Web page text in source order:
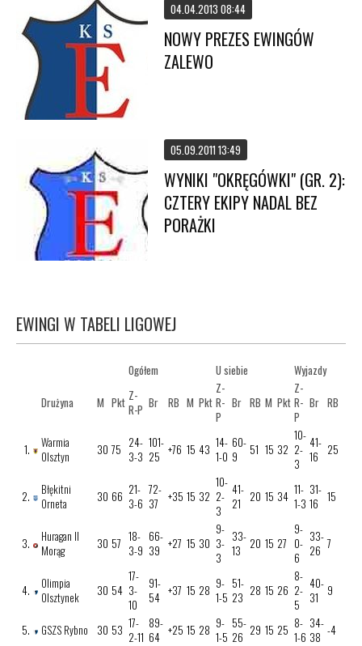
04.04.2013 08:44
NOWY PREZES EWINGÓW
ZALEWO
05.09.2011 13:49
WYNIKI "OKRĘGÓWKI" (GR. 2):
CZTERY EKIPY NADAL BEZ
PORAŻKI
EWINGI W TABELI LIGOWEJ
Ogółem U siebie
Wyjazdy
Drużyna
M Pkt Z-
R-P Br RB M Pkt
Z-
R-
P
Br RB M Pkt
Z-
R-
P
Br RB
1.
Warmia
Olsztyn
30 75 24-
3-3
101-
25 +76 15 43 14-
1-0
60-
9
51 15 32
10-
2-
3
41-
16
25
2.
Błękitni
Orneta
30 66 21-
3-6
72-
37
+35 15 32
10-
2-
3
41-
21
20 15 34 11-
1-3
31-
16 15
3.
Huragan II
Morąg
30 57 18-
3-9
66-
39 +27 15 30
9-
3-
3
33-
13
20 15 27
9-
0-
6
33-
26 7
4.
Olimpia
Olsztynek
30 54
17-
3-
10
91-
54 +37 15 28 9-
1-5
51-
23 28 15 26
8-
2-
5
40-
31
9
5. GSZS Rybno 30 53 17-
2-11
89-
64 +25 15 28 9-
1-5
55-
26 29 15 25 8-
1-6
34-
38 -4